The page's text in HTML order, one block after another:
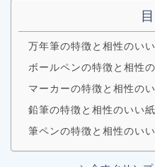
万年筆の特徴と相性のい
ボールペンの特徴と相性
マーカーの特徴と相性の
鉛筆の特徴と相性のいい紙
筆ペンの特徴と相性のい